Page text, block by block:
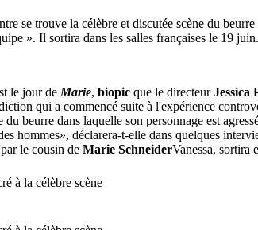
se trouve la célèbre et discutée scène du
». Il sortira dans les salles françaises le 19 juin.
le jour de Marie, biopic que le directeurJessica
qui a commencé suite à l'expérience
beurre dans laquelle son personnage est
hommes», déclarera-t-elle dans quelques
le cousin de Marie SchneiderVanessa, sortira